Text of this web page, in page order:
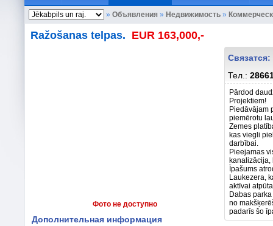
» Объявления » Недвижимость »
Ražošanas telpas. EUR 163,000,-
Фото не доступно
Дополнительная информация
Тел.:
Pārdod
Projektiem!
Piedāvājam
piemērotu
Zemes
kas viegli
darbībai.
Pieejamas
kanalizācija,
Īpašums
Laukezera,
aktīvai
Dabas
no
padarīs šo